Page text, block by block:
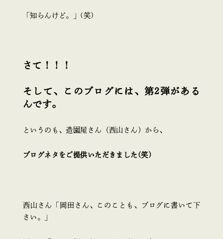
「知らんけど。」(笑)
さて！！！
そして、このブログには、第2弾がある
んです。
というのも、造園屋さん（西山さん）から、
ブログネタをご提供いただきました(笑)
西山さん「岡田さん、このことも、ブログに書いて下
さい。」